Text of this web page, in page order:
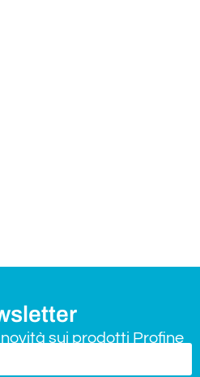
sui prodotti Profine